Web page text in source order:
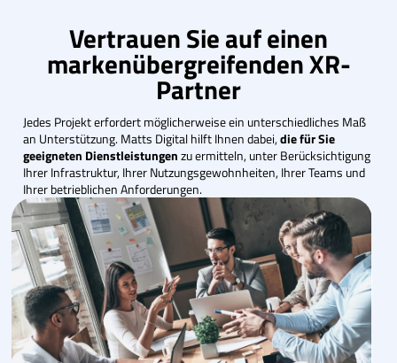
Vertrauen Sie auf einen
markenübergreifenden XR-
Partner
Jedes Projekt erfordert möglicherweise ein unterschiedliches Maß
an Unterstützung. Matts Digital hilft Ihnen dabei,die für Sie
geeigneten Dienstleistungenzu ermitteln, unter Berücksichtigung
Ihrer Infrastruktur, Ihrer Nutzungsgewohnheiten, Ihrer Teams und
Ihrer betrieblichen Anforderungen.